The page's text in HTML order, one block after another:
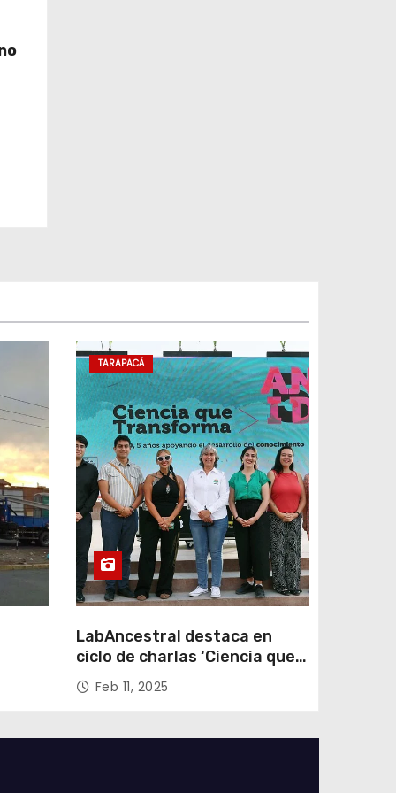
TARAPACÁ
LabAncestral destaca en
ciclo de charlas ‘Ciencia que
Transforma’ de ANID
Feb 11, 2025